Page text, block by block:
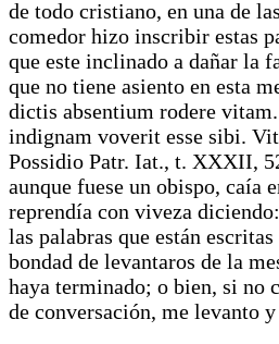
de todo cristiano, en una de
comedor hizo inscribir estas
que este inclinado a dañar la
que no tiene asiento en esta
dictis absentium rodere
indignam voverit esse sibi.
Possidio Patr. Iat., t. XXXII,
aunque fuese un obispo, caía
reprendía con viveza
las palabras que están
bondad de levantaros de la
haya terminado; o bien, si no
de conversación, me levanto